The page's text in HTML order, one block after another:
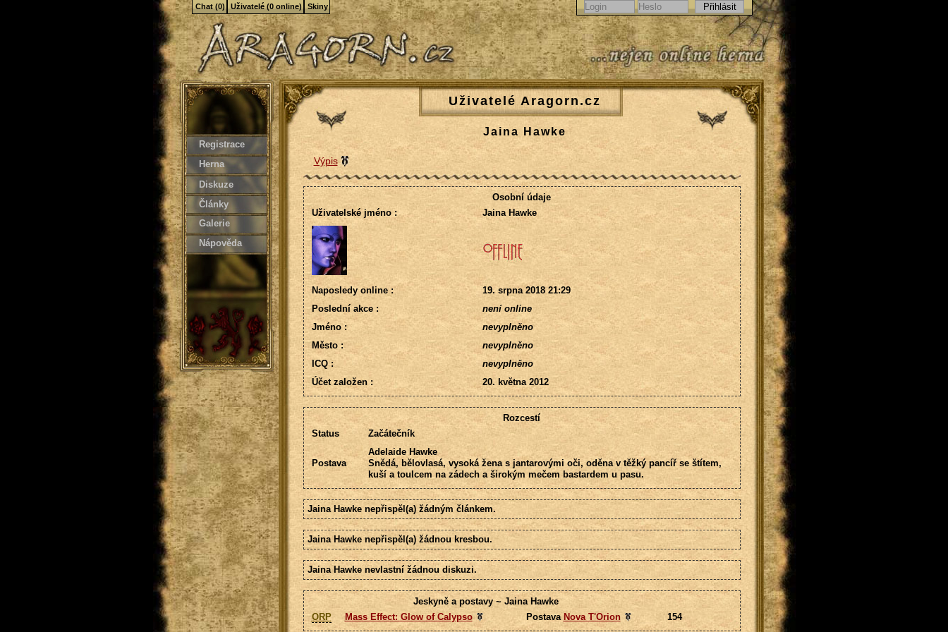
Registrace
Herna
Diskuze
Články
Galerie
Nápověda
Uživatelé Aragorn.cz
Jaina Hawke
Výpis
Osobní údaje
Uživatelské jméno :
Jaina Hawke
Naposledy online :
19. srpna 2018 21:29
Poslední akce :
není online
Jméno :
nevyplněno
Město :
nevyplněno
ICQ :
nevyplněno
Účet založen :
20. května 2012
Rozcestí
Status
Začátečník
Postava
Adelaide Hawke
Snědá, bělovlasá, vysoká žena s jantarovými oči, oděna v těžký pancíř se štítem,
kuší a toulcem na zádech a širokým mečem bastardem u pasu.
Jaina Hawke nepřispěl(a) žádným článkem.
Jaina Hawke nepřispěl(a) žádnou kresbou.
Jaina Hawke nevlastní žádnou diskuzi.
Jeskyně a postavy ~ Jaina Hawke
ORP
Mass Effect: Glow of Calypso Postava Nova T'Orion 154
Chat (0) Uživatelé (0 online) Skiny